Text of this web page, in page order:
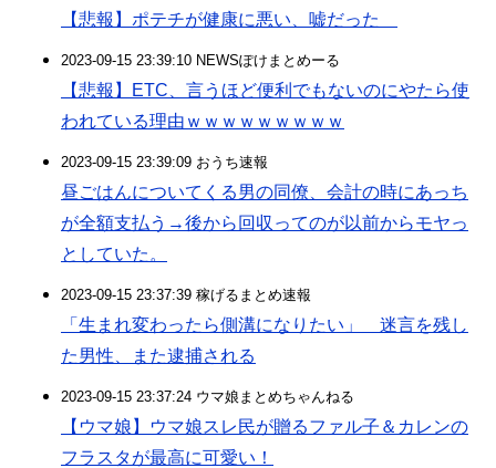
【悲報】ポテチが健康に悪い、嘘だった
2023-09-15 23:39:10 NEWSぽけまとめーる
【悲報】ETC、言うほど便利でもないのにやたら使
われている理由ｗｗｗｗｗｗｗｗｗ
2023-09-15 23:39:09 おうち速報
昼ごはんについてくる男の同僚、会計の時にあっち
が全額支払う→後から回収ってのが以前からモヤっ
としていた。
2023-09-15 23:37:39 稼げるまとめ速報
「生まれ変わったら側溝になりたい」 迷言を残し
た男性、また逮捕される
2023-09-15 23:37:24 ウマ娘まとめちゃんねる
【ウマ娘】ウマ娘スレ民が贈るファル子＆カレンの
フラスタが最高に可愛い！